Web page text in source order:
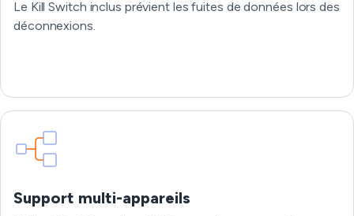
Le Kill Switch inclus prévient les fuites de données lors des
déconnexions.
Support multi-appareils